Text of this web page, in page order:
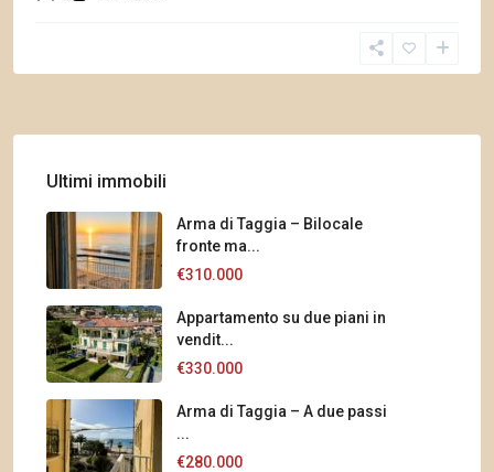
Ultimi immobili
Arma di Taggia – Bilocale
fronte ma...
€310.000
Appartamento su due piani in
vendit...
€330.000
Arma di Taggia – A due passi
...
€280.000